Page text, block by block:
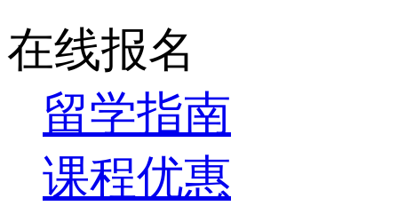
在线报名
留学指南
课程优惠